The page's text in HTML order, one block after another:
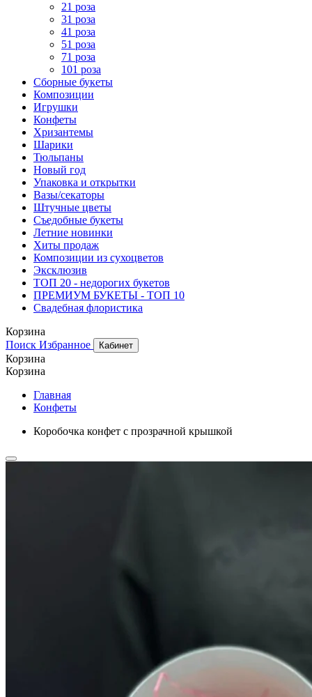
21 роза
31 роза
41 роза
51 роза
71 роза
101 роза
Сборные букеты
Композиции
Игрушки
Конфеты
Хризантемы
Шарики
Тюльпаны
Новый год
Упаковка и открытки
Вазы/секаторы
Штучные цветы
Съедобные букеты
Летние новинки
Хиты продаж
Композиции из сухоцветов
Эксклюзив
ТОП 20 - недорогих букетов
ПРЕМИУМ БУКЕТЫ - ТОП 10
Свадебная флористика
Корзина
Поиск Избранное Кабинет
Корзина
Корзина
Главная
Конфеты
Коробочка конфет с прозрачной крышкой